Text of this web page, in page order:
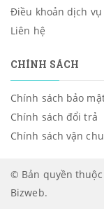
Điều khoản dịch vụ
Liên hệ
CHÍNH SÁCH
Chính sách bảo
Chính sách đổi trả
Chính sách vận
© Bản quyền
Bizweb.